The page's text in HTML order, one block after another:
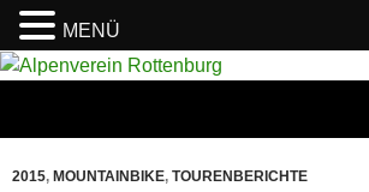
Zum
2015, MOUNTAINBIKE, TOURENBERICHTE
MENÜ